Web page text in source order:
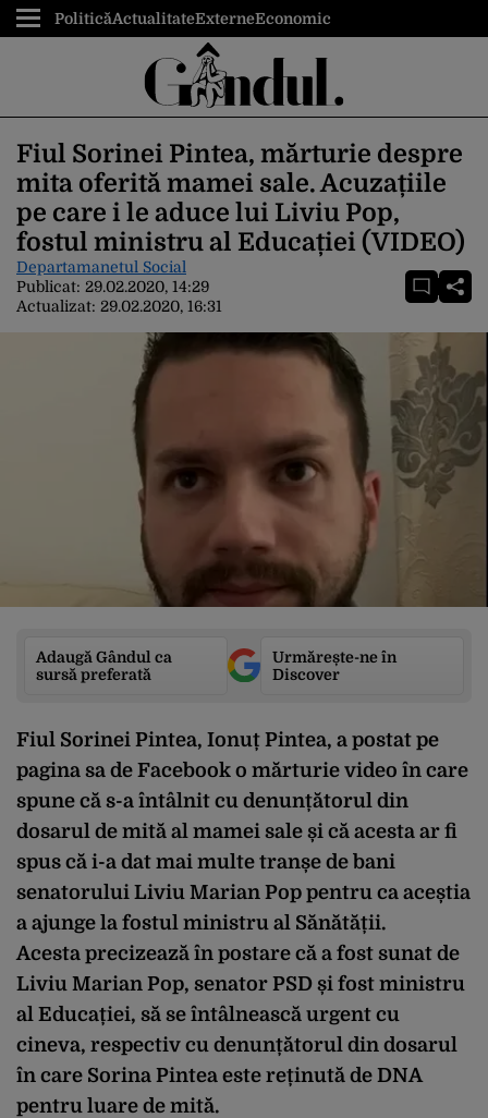
PoliticăActualitateExterneEconomic
Fiul Sorinei Pintea, mărturie despre
mita oferită mamei sale. Acuzațiile
pe care i le aduce lui Liviu Pop,
fostul ministru al Educației (VIDEO)
Departamanetul Social
Publicat: 29.02.2020, 14:29
Actualizat: 29.02.2020, 16:31
Adaugă Gândul ca
sursă preferată
Urmărește-ne în
Discover
Fiul Sorinei Pintea, Ionuț Pintea, a postat pe
pagina sa de Facebook o mărturie video în care
spune că s-a întâlnit cu denunțătorul din
dosarul de mită al mamei sale și că acesta ar fi
spus că i-a dat mai multe tranșe de bani
senatorului Liviu Marian Pop pentru ca aceștia
a ajunge la fostul ministru al Sănătății.
Acesta precizează în postare că a fost sunat de
Liviu Marian Pop, senator PSD și fost ministru
al Educației, să se întâlnească urgent cu
cineva, respectiv cu denunțătorul din dosarul
în care Sorina Pintea este reținută de DNA
pentru luare de mită.